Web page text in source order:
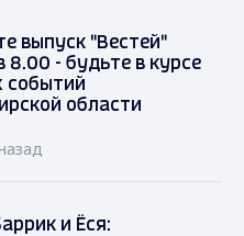
выпуск "Вестей"
8.00 - будьте в курсе
событий
области
и Ёся: